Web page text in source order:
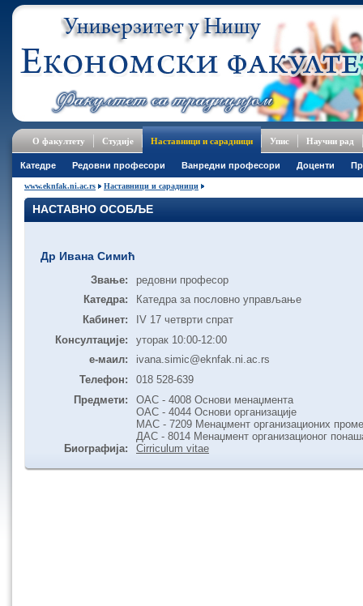
О факултету Студије Наставници и сарадници Упис Научни рад
Катедре Редовни професори Ванредни професори Доценти
www.eknfak.ni.ac.rs Наставници и сарадници
НАСТАВНО ОСОБЉЕ
Др Ивана Симић
Звање:
редовни професор
Катедра:
Катедра за пословно управљање
Кабинет:
IV 17 четврти спрат
Консултације:
уторак 10:00-12:00
е-маил:
ivana.simic@eknfak.ni.ac.rs
Телефон:
018 528-639
Предмети:
ОАС - 4008 Основи менаџмента
ОАС - 4044 Основи организације
МАС - 7209 Менаџмент организационих
ДАС - 8014 Менаџмент организационог
Биографија:
Cirriculum vitae